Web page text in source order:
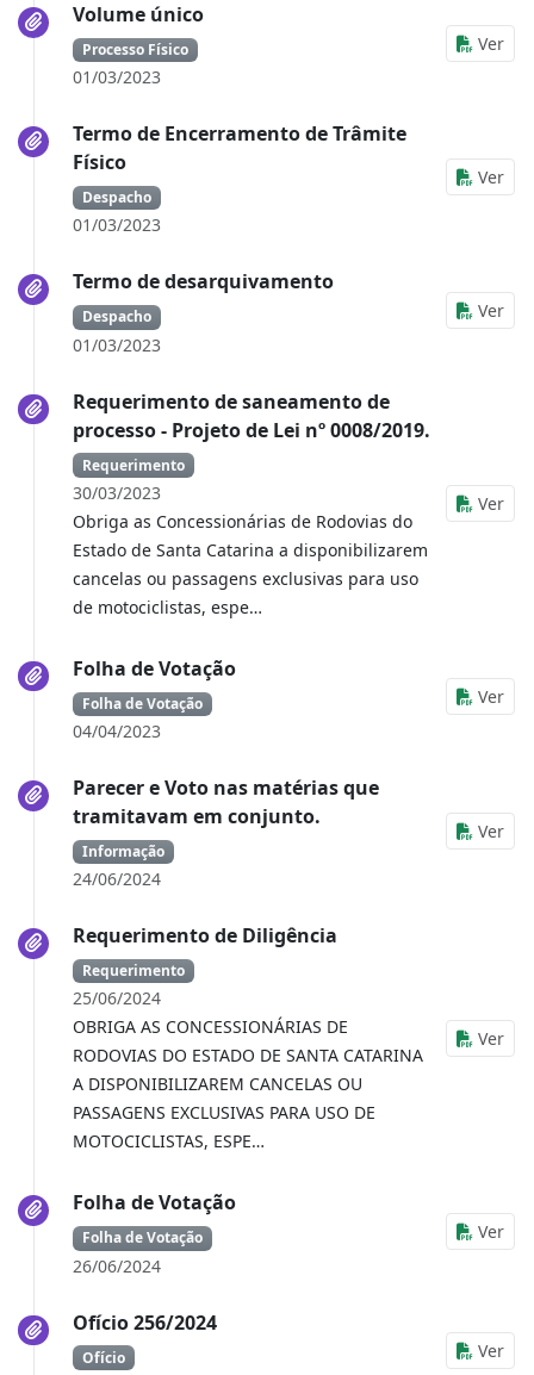
Volume único
Processo Físico
01/03/2023
Ver
Termo de Encerramento de Trâmite
Físico
Despacho
01/03/2023
Ver
Termo de desarquivamento
Despacho
01/03/2023
Ver
Requerimento de saneamento de
processo - Projeto de Lei nº 0008/2019.
Requerimento
30/03/2023
Obriga as Concessionárias de Rodovias do
Estado de Santa Catarina a disponibilizarem
cancelas ou passagens exclusivas para uso
de motociclistas, espe…
Ver
Folha de Votação
Folha de Votação
04/04/2023
Ver
Parecer e Voto nas matérias que
tramitavam em conjunto.
Informação
24/06/2024
Ver
Requerimento de Diligência
Requerimento
25/06/2024
OBRIGA AS CONCESSIONÁRIAS DE
RODOVIAS DO ESTADO DE SANTA CATARINA
A DISPONIBILIZAREM CANCELAS OU
PASSAGENS EXCLUSIVAS PARA USO DE
MOTOCICLISTAS, ESPE…
Ver
Folha de Votação
Folha de Votação
26/06/2024
Ver
Ofício 256/2024
Ofício Ver